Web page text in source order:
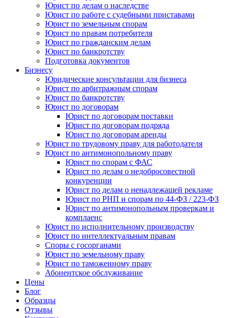
Юрист по делам о наследстве
Юрист по работе с судебными приставами
Юрист по земельным спорам
Юрист по правам потребителя
Юрист по гражданским делам
Юрист по банкротству
Подготовка документов
Бизнесу
Юридические консультации для бизнеса
Юрист по арбитражным спорам
Юрист по банкротству
Юрист по договорам
Юрист по договорам поставки
Юрист по договорам подряда
Юрист по договорам аренды
Юрист по трудовому праву для работодателя
Юрист по антимонопольному праву
Юрист по спорам с ФАС
Юрист по делам о недобросовестной
конкуренции
Юрист по делам о ненадлежащей рекламе
Юрист по РНП и спорам по 44-ФЗ / 223-ФЗ
Юрист по антимонопольным проверкам и
комплаенс
Юрист по исполнительному производству
Юрист по интеллектуальным правам
Споры с госорганами
Юрист по земельному праву
Юрист по таможенному праву
Абонентское обслуживание
Цены
Блог
Образцы
Отзывы